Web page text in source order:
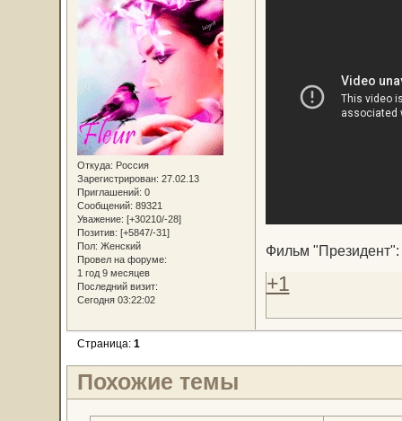
Откуда: Россия
Зарегистрирован: 27.02.13
Приглашений: 0
Сообщений: 89321
Уважение: [+30210/-28]
Позитив: [+5847/-31]
Пол: Женский
Провел на форуме:
1 год 9 месяцев
Последний визит:
Сегодня 03:22:02
Фильм "Президент":
+1
Страница: 1
Похожие темы